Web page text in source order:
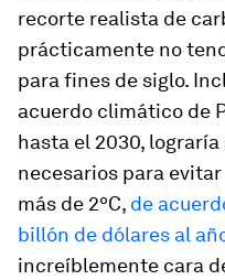
recorte realista de
prácticamente no
para fines de siglo.
acuerdo climático de
hasta el 2030,
necesarios para
más de 2ºC, de
billón de dólares al
increíblemente cara